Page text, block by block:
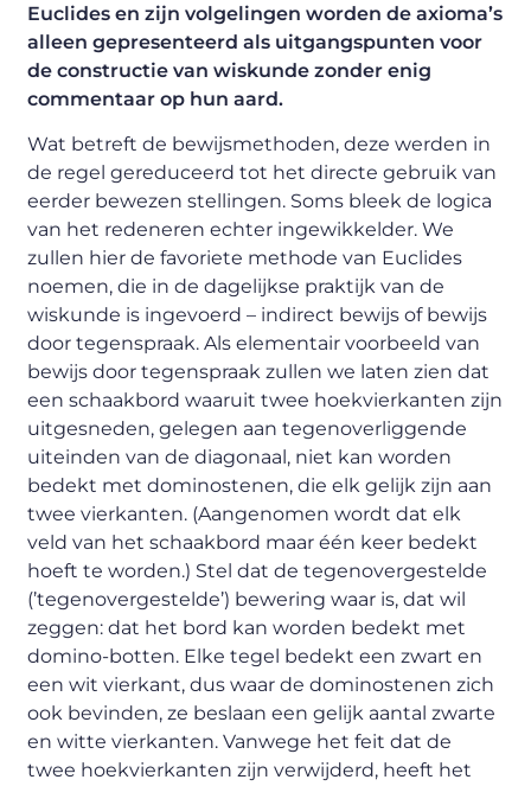
Euclides en zijn volgelingen worden de axioma’s
alleen gepresenteerd als uitgangspunten voor
de constructie van wiskunde zonder enig
commentaar op hun aard.
Wat betreft de bewijsmethoden, deze werden in
de regel gereduceerd tot het directe gebruik van
eerder bewezen stellingen. Soms bleek de logica
van het redeneren echter ingewikkelder. We
zullen hier de favoriete methode van Euclides
noemen, die in de dagelijkse praktijk van de
wiskunde is ingevoerd – indirect bewijs of bewijs
door tegenspraak. Als elementair voorbeeld van
bewijs door tegenspraak zullen we laten zien dat
een schaakbord waaruit twee hoekvierkanten zijn
uitgesneden, gelegen aan tegenoverliggende
uiteinden van de diagonaal, niet kan worden
bedekt met dominostenen, die elk gelijk zijn aan
twee vierkanten. (Aangenomen wordt dat elk
veld van het schaakbord maar één keer bedekt
hoeft te worden.) Stel dat de tegenovergestelde
(’tegenovergestelde’) bewering waar is, dat wil
zeggen: dat het bord kan worden bedekt met
domino-botten. Elke tegel bedekt een zwart en
een wit vierkant, dus waar de dominostenen zich
ook bevinden, ze beslaan een gelijk aantal zwarte
en witte vierkanten. Vanwege het feit dat de
twee hoekvierkanten zijn verwijderd, heeft het